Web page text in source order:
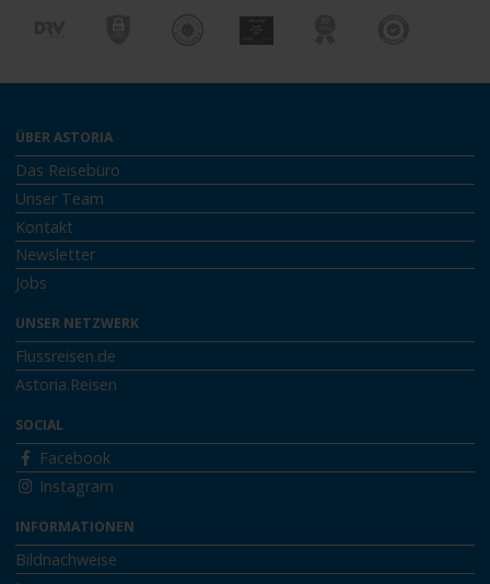
ÜBER ASTORIA
Das Reisebüro
Unser Team
Kontakt
Newsletter
Jobs
UNSER NETZWERK
Flussreisen.de
Astoria.Reisen
SOCIAL
Facebook
Instagram
INFORMATIONEN
Bildnachweise